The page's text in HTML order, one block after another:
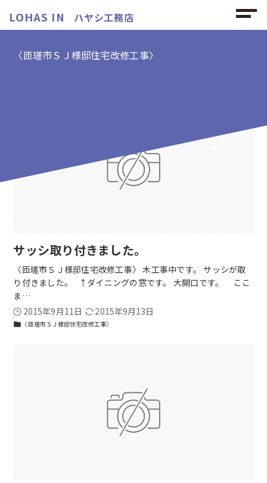
LOHAS IN ハヤシ工務店
〈匝瑳市ＳＪ様邸住宅改修工事〉
サッシ取り付きました。
〈匝瑳市ＳＪ様邸住宅改修工事〉 木工事中です。 サッシが取
り付きました。 ↑ダイニングの窓です。 大開口です。 ここ
ま…
2015年9月11日
2015年9月13日
folder 〈匝瑳市ＳＪ様邸住宅改修工事〉